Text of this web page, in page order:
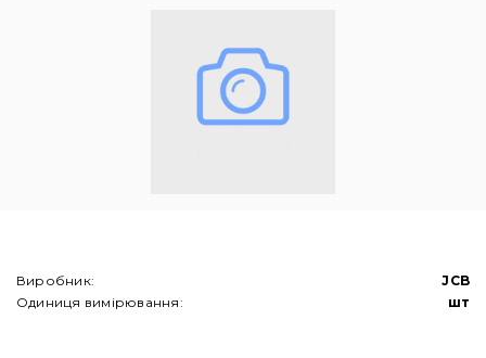
Виробник:
JCB
Одиниця вимірювання:
шт